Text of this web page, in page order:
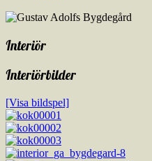
Interiör
Interiörbilder
[Visa bildspel]